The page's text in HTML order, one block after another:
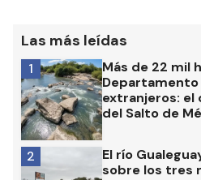
Las más leídas
Más de 22 mil
Departamento
extranjeros: el
del Salto de
1
El río
sobre los tres
2